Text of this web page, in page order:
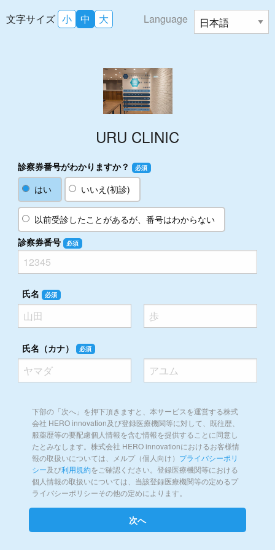
文字サイズ 小 中 大 Language
URU CLINIC
診察券番号がわかりますか？ 必須
はい いいえ(初診)
以前受診したことがあるが、番号はわからない
診察券番号
必須
氏名 必須
氏名（カナ） 必須
下部の「次へ」を押下頂きますと、本サービスを運営する株式
会社 HERO innovation及び登録医療機関等に対して、既往歴、
服薬歴等の要配慮個人情報を含む情報を提供することに同意し
たとみなします。株式会社 HERO innovationにおけるお客様情
報の取扱いについては、メルプ（個人向け） プライバシーポリ
シー及び利用規約をご確認ください。登録医療機関等における
個人情報の取扱いについては、当該登録医療機関等の定めるプ
ライバシーポリシーその他の定めによります。